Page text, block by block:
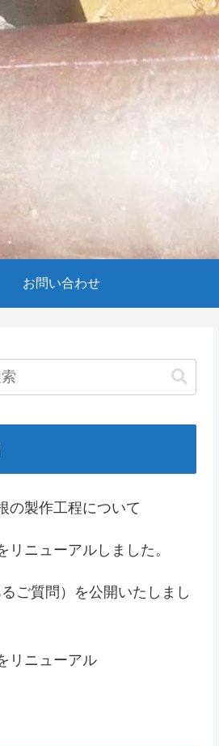
お問い合わせ
の製作工程について
リニューアルしました。
ご質問）を公開いたしまし
リニューアル